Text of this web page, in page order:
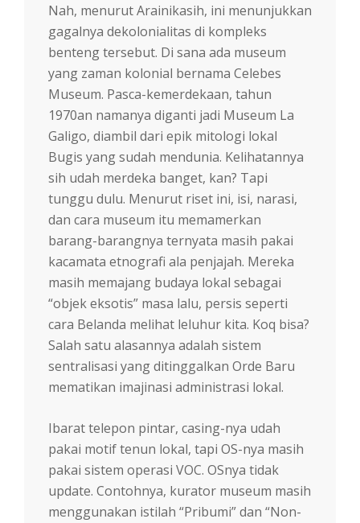
Nah, menurut Arainikasih, ini menunjukkan
gagalnya dekolonialitas di kompleks
benteng tersebut. Di sana ada museum
yang zaman kolonial bernama Celebes
Museum. Pasca-kemerdekaan, tahun
1970an namanya diganti jadi Museum La
Galigo, diambil dari epik mitologi lokal
Bugis yang sudah mendunia. Kelihatannya
sih udah merdeka banget, kan? Tapi
tunggu dulu. Menurut riset ini, isi, narasi,
dan cara museum itu memamerkan
barang-barangnya ternyata masih pakai
kacamata etnografi ala penjajah. Mereka
masih memajang budaya lokal sebagai
“objek eksotis” masa lalu, persis seperti
cara Belanda melihat leluhur kita. Koq bisa?
Salah satu alasannya adalah sistem
sentralisasi yang ditinggalkan Orde Baru
mematikan imajinasi administrasi lokal.
Ibarat telepon pintar, casing-nya udah
pakai motif tenun lokal, tapi OS-nya masih
pakai sistem operasi VOC. OSnya tidak
update. Contohnya, kurator museum masih
menggunakan istilah “Pribumi” dan “Non-